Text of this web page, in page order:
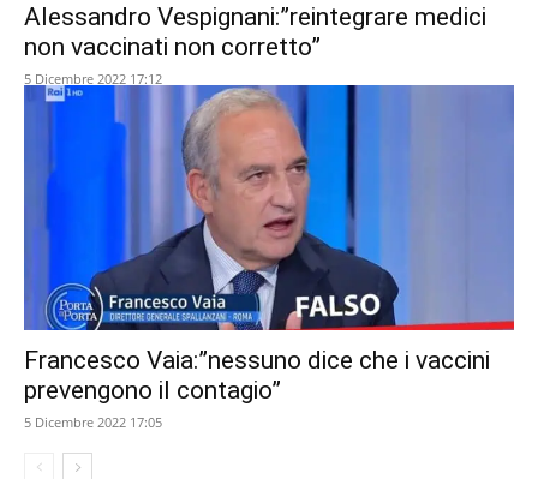
Alessandro Vespignani:”reintegrare medici
non vaccinati non corretto”
5 Dicembre 2022 17:12
Francesco Vaia:”nessuno dice che i vaccini
prevengono il contagio”
5 Dicembre 2022 17:05